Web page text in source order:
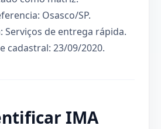
Osasco/SP.
Serviços de entrega rápida.
cadastral: 23/09/2020.
IMA